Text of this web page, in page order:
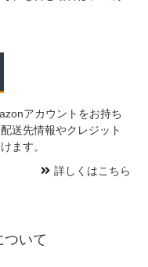
アカウントをお持ち
送先情報やクレジット
ます。
詳しくはこちら
ついて